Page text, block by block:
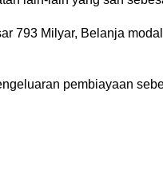
793 Milyar, Belanja
pembiayaan